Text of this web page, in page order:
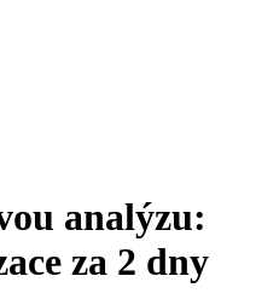
analýzu:
za 2 dny